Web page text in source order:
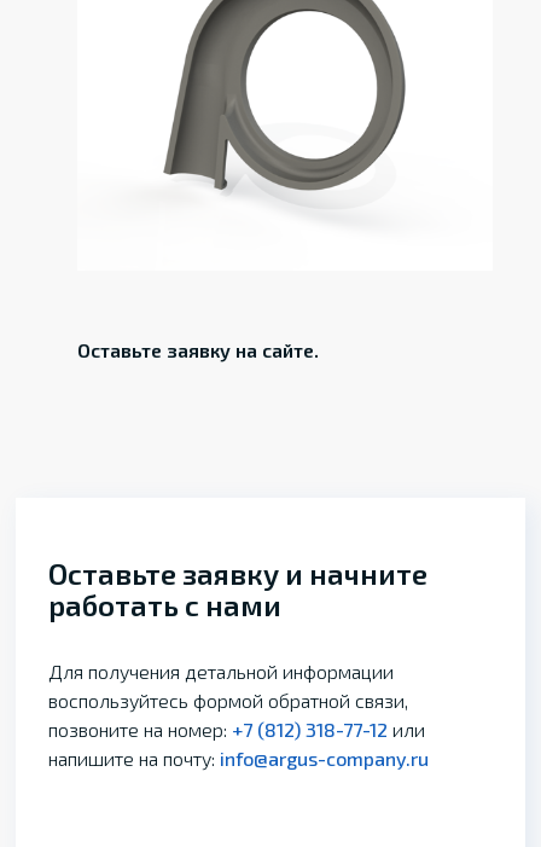
Оставьте заявку на сайте.
Оставьте заявку и начните
работать с нами
Для получения детальной информации
воспользуйтесь формой обратной связи,
позвоните на номер: +7 (812) 318-77-12 или
напишите на почту: info@argus-company.ru